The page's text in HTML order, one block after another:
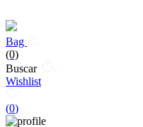
Bag
(0)
Buscar
Wishlist
(0)